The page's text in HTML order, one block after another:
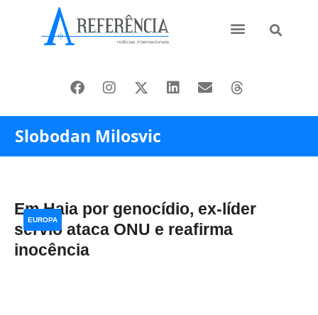
Slobodan Milosvic
Em Haia por genocídio, ex-líder
sérvio ataca ONU e reafirma
inocência
EUROPA